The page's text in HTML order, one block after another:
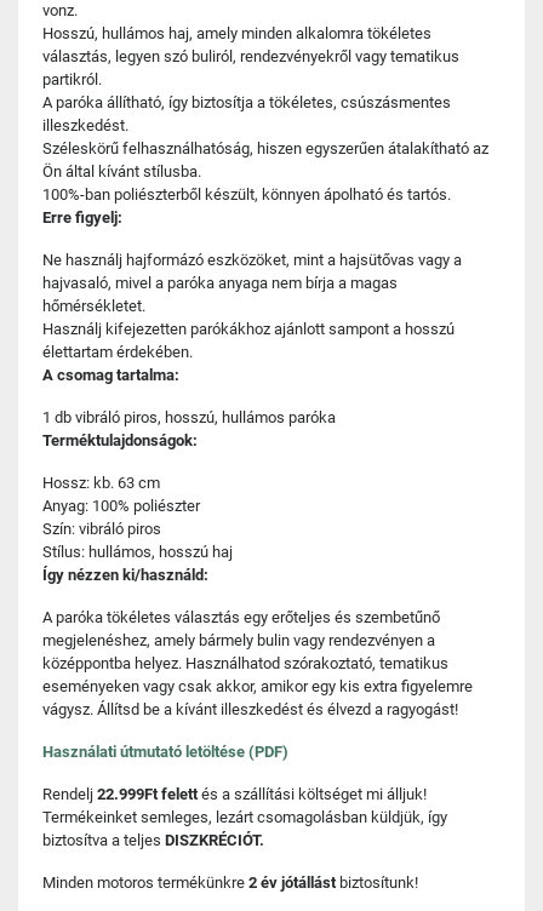
vonz.
Hosszú, hullámos haj, amely minden alkalomra tökéletes
választás, legyen szó buliról, rendezvényekről vagy tematikus
partikról.
A paróka állítható, így biztosítja a tökéletes, csúszásmentes
illeszkedést.
Széleskörű felhasználhatóság, hiszen egyszerűen átalakítható az
Ön által kívánt stílusba.
100%-ban poliészterből készült, könnyen ápolható és tartós.
Erre figyelj:
Ne használj hajformázó eszközöket, mint a hajsütővas vagy a
hajvasaló, mivel a paróka anyaga nem bírja a magas
hőmérsékletet.
Használj kifejezetten parókákhoz ajánlott sampont a hosszú
élettartam érdekében.
A csomag tartalma:
1 db vibráló piros, hosszú, hullámos paróka
Terméktulajdonságok:
Hossz: kb. 63 cm
Anyag: 100% poliészter
Szín: vibráló piros
Stílus: hullámos, hosszú haj
Így nézzen ki/használd:
A paróka tökéletes választás egy erőteljes és szembetűnő
megjelenéshez, amely bármely bulin vagy rendezvényen a
középpontba helyez. Használhatod szórakoztató, tematikus
eseményeken vagy csak akkor, amikor egy kis extra figyelemre
vágysz. Állítsd be a kívánt illeszkedést és élvezd a ragyogást!
Használati útmutató letöltése (PDF)
Rendelj 22.999Ft felettés a szállítási költséget mi álljuk!
Termékeinket semleges, lezárt csomagolásban küldjük, így
biztosítva a teljes DISZKRÉCIÓT.
Minden motoros termékünkre 2 év jótállást biztosítunk!